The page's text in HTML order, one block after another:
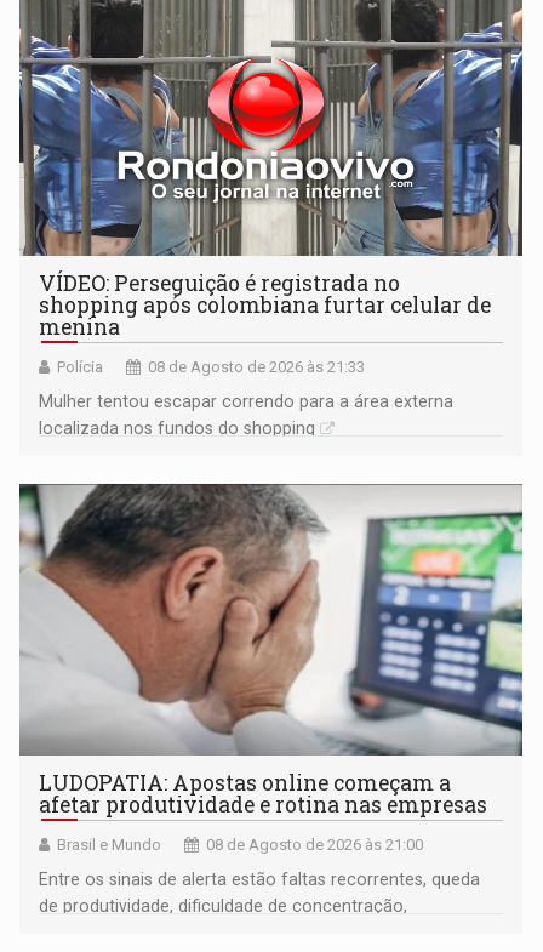
VÍDEO: Perseguição é registrada no
shopping após colombiana furtar celular de
menina
Polícia 08 de Agosto de 2026 às 21:33
Mulher tentou escapar correndo para a área externa
localizada nos fundos do shopping
LUDOPATIA: Apostas online começam a
afetar produtividade e rotina nas empresas
Brasil e Mundo 08 de Agosto de 2026 às 21:00
Entre os sinais de alerta estão faltas recorrentes, queda
de produtividade, dificuldade de concentração,